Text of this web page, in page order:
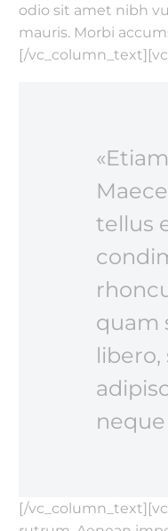
odio sit amet nibh
mauris. Morbi
[/
tellus
quam
[/